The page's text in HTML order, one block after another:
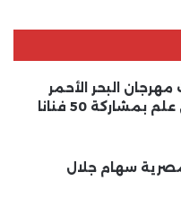
مهرجان البحر الأحمر
50 فنانا
سهام جلال